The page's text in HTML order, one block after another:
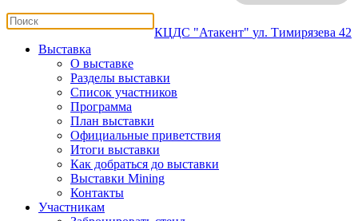
КЦДС "Атакент" ул. Тимирязева 42
Выставка
О выставке
Разделы выставки
Список участников
Программа
План выставки
Официальные приветствия
Итоги выставки
Как добраться до выставки
Выставки Mining
Контакты
Участникам